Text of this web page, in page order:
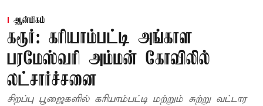
ஆன்மிகம்
கரூர்: கரியாம்பட்டி அங்காள
பரமேஸ்வரி அம்மன் கோவிலில்
லட்சார்ச்சனை
சிறப்பு பூஜைகளில் கரியாம்பட்டி மற்றும் சுற்று வட்டார